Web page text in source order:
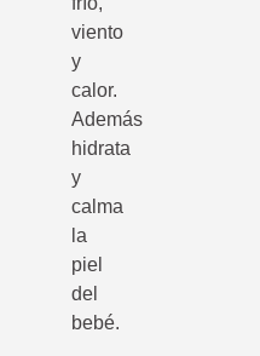
viento
y
calor.
Además
hidrata
y
calma
la
piel
del
bebé.